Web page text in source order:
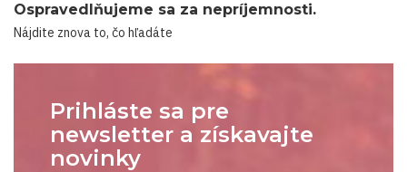
Ospravedlňujeme sa za nepríjemnosti.
Nájdite znova to, čo hľadáte
Prihláste sa pre
newsletter a získavajte
novinky